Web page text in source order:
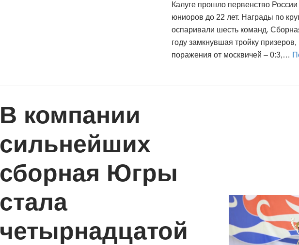
Калуге прошло первенство России
юниоров до 22 лет. Награды по
оспаривали шесть команд.
году замкнувшая тройку
поражения от москвичей – 0:3,…
В компании
сильнейших
сборная Югры
стала
четырнадцатой